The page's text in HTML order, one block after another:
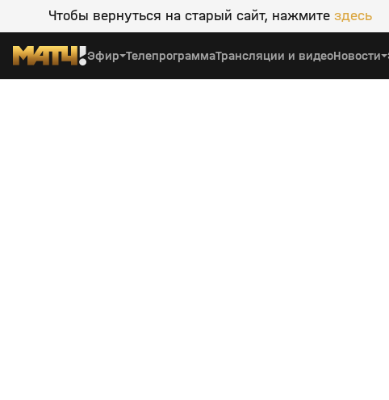
Чтобы вернуться на старый сайт, нажмите здесь
Эфир ТелепрограммаТрансляции и видеоНовости